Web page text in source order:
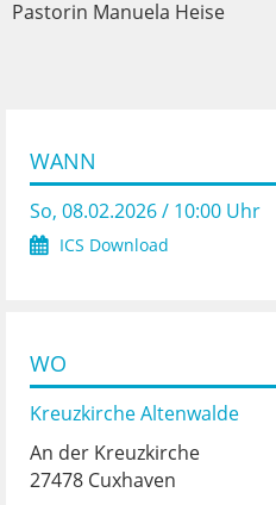
Pastorin Manuela Heise
WANN
So, 08.02.2026 / 10:00 Uhr
ICS Download
WO
Kreuzkirche Altenwalde
An der Kreuzkirche
27478 Cuxhaven